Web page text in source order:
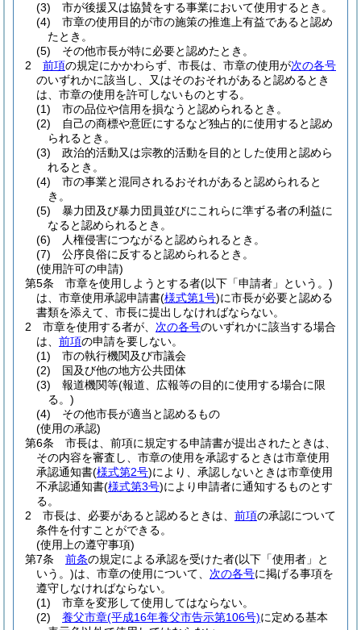
(3)
市が後援又は協賛をする事業において使用するとき。
(4)
市章の使用目的が市の施策の推進上有益であると認め
たとき。
(5)
その他市長が特に必要と認めたとき。
2
前項の規定にかかわらず、市長は、市章の使用が次の各号
のいずれかに該当し、又はそのおそれがあると認めるとき
は、市章の使用を許可しないものとする。
(1)
市の品位や信用を損なうと認められるとき。
(2)
自己の商標や意匠にするなど独占的に使用すると認め
られるとき。
(3)
政治的活動又は宗教的活動を目的とした使用と認めら
れるとき。
(4)
市の事業と混同されるおそれがあると認められると
き。
(5)
暴力団及び暴力団員並びにこれらに準ずる者の利益に
なると認められるとき。
(6)
人権侵害につながると認められるとき。
(7)
公序良俗に反すると認められるとき。
(使用許可の申請)
第5条
市章を使用しようとする者(以下「申請者」という。)
は、市章使用承認申請書(様式第1号)に市長が必要と認める
書類を添えて、市長に提出しなければならない。
2
市章を使用する者が、 次の各号のいずれかに該当する場合
は、 前項の申請を要しない。
(1)
市の執行機関及び市議会
(2)
国及び他の地方公共団体
(3)
報道機関等(報道、広報等の目的に使用する場合に限
る。)
(4)
その他市長が適当と認めるもの
(使用の承認)
第6条
市長は、前項に規定する申請書が提出されたときは、
その内容を審査し、市章の使用を承認するときは市章使用
承認通知書(様式第2号)により、承認しないときは市章使用
不承認通知書(様式第3号)により申請者に通知するものとす
る。
2
市長は、必要があると認めるときは、 前項の承認について
条件を付すことができる。
(使用上の遵守事項)
第7条
前条の規定による承認を受けた者(以下「使用者」と
いう。)は、市章の使用について、 次の各号に掲げる事項を
遵守しなければならない。
(1)
市章を変形して使用してはならない。
(2)
養父市章(平成16年養父市告示第106号)に定める基本